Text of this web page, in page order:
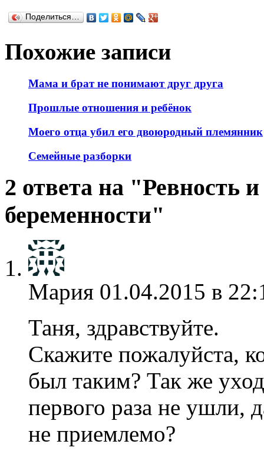
Поделиться…
Похожие записи
Мама и брат не понимают друг друга
Прошлые отношения и ребёнок
Моего отца убил его двоюродный племянник
Семейные разборки
2 ответа на "Ревность
беременности"
Мария 01.04.2015 в
Таня, здравствуйте.
Скажите пожалуйста,
был таким? Так же
первого раза не ушли,
не приемлемо?